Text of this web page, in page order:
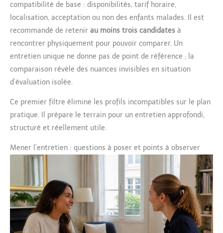
compatibilité de base : disponibilités, tarif horaire,
localisation, acceptation ou non des enfants malades. Il est
recommandé de retenir au moins trois candidates à
rencontrer physiquement pour pouvoir comparer. Un
entretien unique ne donne pas de point de référence ; la
comparaison révèle des nuances invisibles en situation
d’évaluation isolée.
Ce premier filtre élimine les profils incompatibles sur le plan
pratique. Il prépare le terrain pour un entretien approfondi,
structuré et réellement utile.
Mener l’entretien : questions à poser et points à observer